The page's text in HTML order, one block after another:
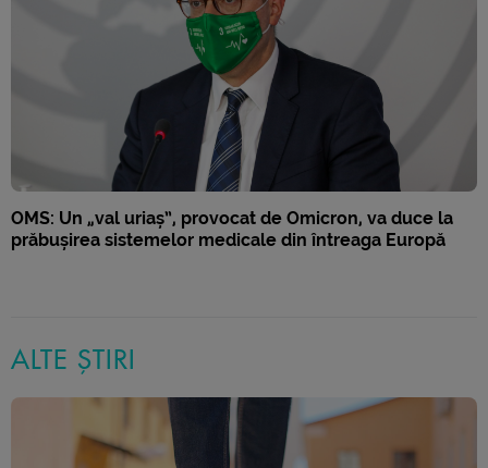
OMS: Un „val uriaș”, provocat de Omicron, va duce la
prăbușirea sistemelor medicale din întreaga Europă
ALTE ȘTIRI